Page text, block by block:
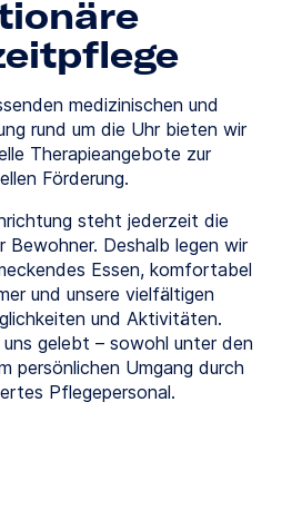
medizinischen und
rund um die Uhr bieten wir
Therapieangebote zur
Förderung.
steht jederzeit die
Bewohner. Deshalb legen wir
Essen, komfortabel
und unsere vielfältigen
und Aktivitäten.
gelebt – sowohl unter den
persönlichen Umgang durch
Pflegepersonal.